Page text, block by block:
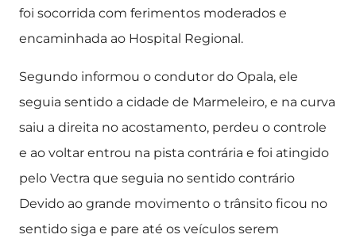
foi socorrida com ferimentos moderados e
encaminhada ao Hospital Regional.
Segundo informou o condutor do Opala, ele
seguia sentido a cidade de Marmeleiro, e na curva
saiu a direita no acostamento, perdeu o controle
e ao voltar entrou na pista contrária e foi atingido
pelo Vectra que seguia no sentido contrário
Devido ao grande movimento o trânsito ficou no
sentido siga e pare até os veículos serem